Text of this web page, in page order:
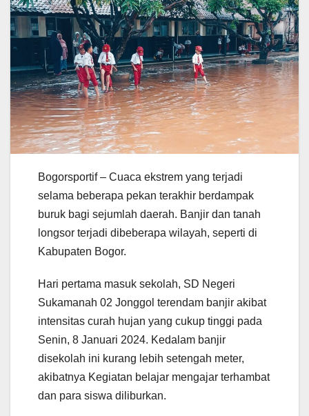
Bogorsportif – Cuaca ekstrem yang terjadi
selama beberapa pekan terakhir berdampak
buruk bagi sejumlah daerah. Banjir dan tanah
longsor terjadi dibeberapa wilayah, seperti di
Kabupaten Bogor.
Hari pertama masuk sekolah, SD Negeri
Sukamanah 02 Jonggol terendam banjir akibat
intensitas curah hujan yang cukup tinggi pada
Senin, 8 Januari 2024. Kedalam banjir
disekolah ini kurang lebih setengah meter,
akibatnya Kegiatan belajar mengajar terhambat
dan para siswa diliburkan.